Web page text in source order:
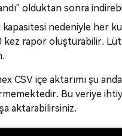
olduktan sonra
kapasitesi nedeniyle her
kez rapor oluşturabilir.
CSV içe aktarımı şu
Bu veriye
aktarabilirsiniz.